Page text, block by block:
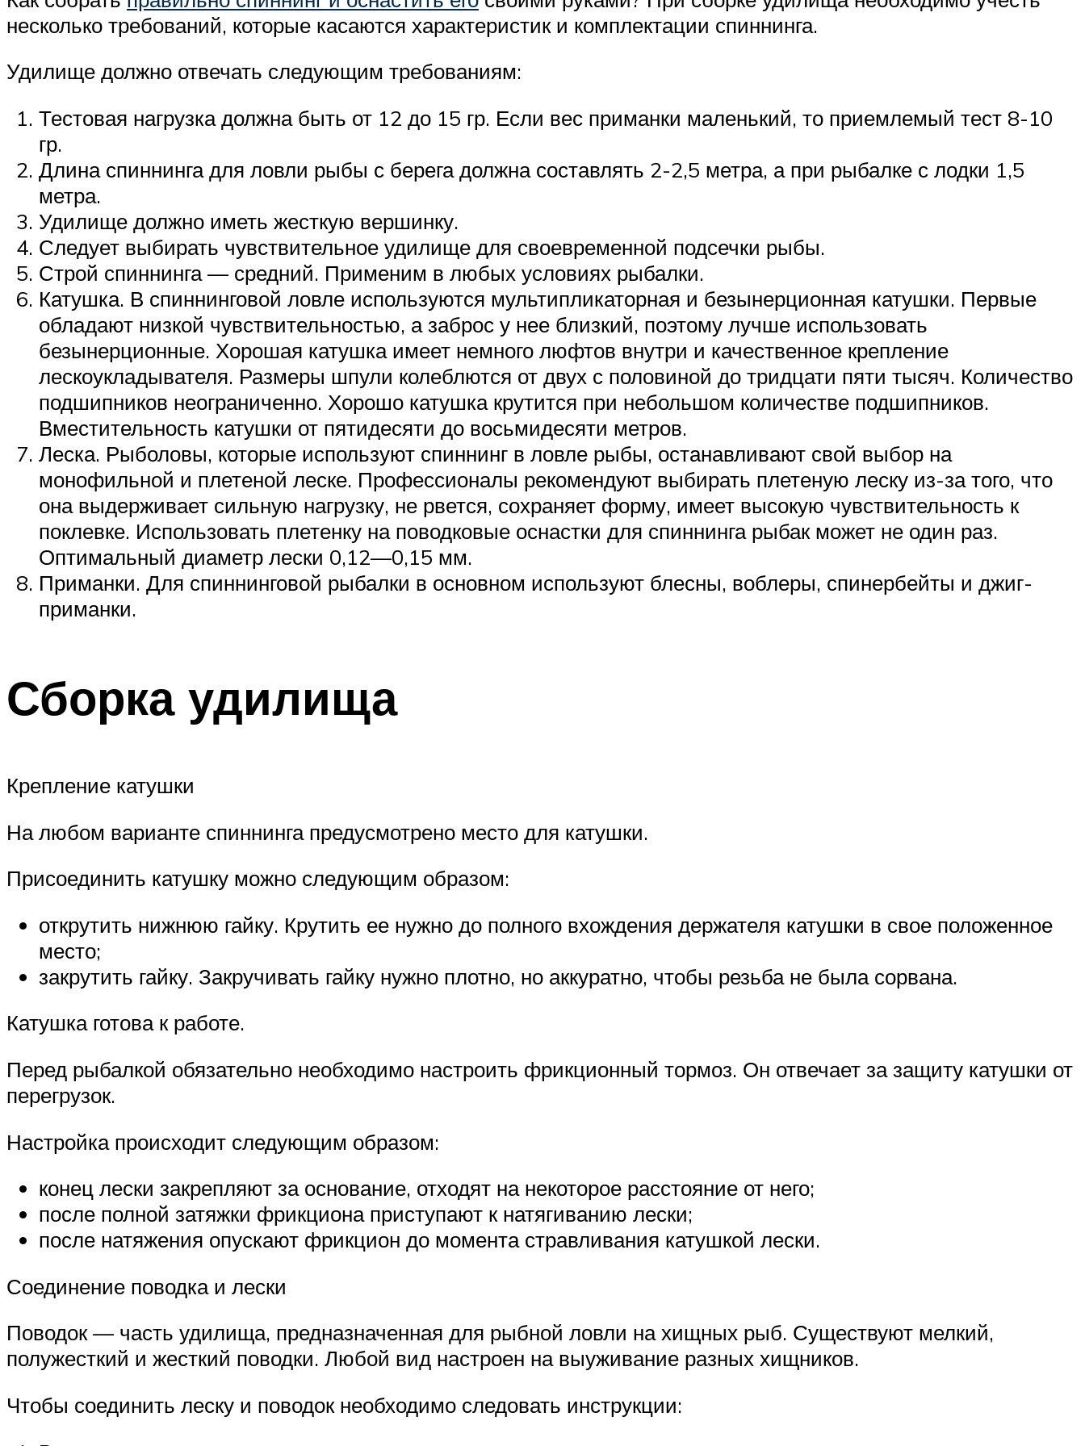
несколько требований, которые касаются характеристик и комплектации спиннинга.
Удилище должно отвечать следующим требованиям:
Тестовая нагрузка должна быть от 12 до 15 гр. Если вес приманки маленький, то приемлемый тест 8-10
гр.
Длина спиннинга для ловли рыбы с берега должна составлять 2-2,5 метра, а при рыбалке с лодки 1,5
метра.
Удилище должно иметь жесткую вершинку.
Следует выбирать чувствительное удилище для своевременной подсечки рыбы.
Строй спиннинга — средний. Применим в любых условиях рыбалки.
Катушка. В спиннинговой ловле используются мультипликаторная и безынерционная катушки. Первые
обладают низкой чувствительностью, а заброс у нее близкий, поэтому лучше использовать
безынерционные. Хорошая катушка имеет немного люфтов внутри и качественное крепление
лескоукладывателя. Размеры шпули колеблются от двух с половиной до тридцати пяти тысяч. Количество
подшипников неограниченно. Хорошо катушка крутится при небольшом количестве подшипников.
Вместительность катушки от пятидесяти до восьмидесяти метров.
Леска. Рыболовы, которые используют спиннинг в ловле рыбы, останавливают свой выбор на
монофильной и плетеной леске. Профессионалы рекомендуют выбирать плетеную леску из-за того, что
она выдерживает сильную нагрузку, не рвется, сохраняет форму, имеет высокую чувствительность к
поклевке. Использовать плетенку на поводковые оснастки для спиннинга рыбак может не один раз.
Оптимальный диаметр лески 0,12—0,15 мм.
Приманки. Для спиннинговой рыбалки в основном используют блесны, воблеры, спинербейты и джиг-
приманки.
Сборка удилища
Крепление катушки
На любом варианте спиннинга предусмотрено место для катушки.
Присоединить катушку можно следующим образом:
открутить нижнюю гайку. Крутить ее нужно до полного вхождения держателя катушки в свое положенное
место;
закрутить гайку. Закручивать гайку нужно плотно, но аккуратно, чтобы резьба не была сорвана.
Катушка готова к работе.
Перед рыбалкой обязательно необходимо настроить фрикционный тормоз. Он отвечает за защиту катушки от
перегрузок.
Настройка происходит следующим образом:
конец лески закрепляют за основание, отходят на некоторое расстояние от него;
после полной затяжки фрикциона приступают к натягиванию лески;
после натяжения опускают фрикцион до момента стравливания катушкой лески.
Соединение поводка и лески
Поводок — часть удилища, предназначенная для рыбной ловли на хищных рыб. Существуют мелкий,
полужесткий и жесткий поводки. Любой вид настроен на выуживание разных хищников.
Чтобы соединить леску и поводок необходимо следовать инструкции: